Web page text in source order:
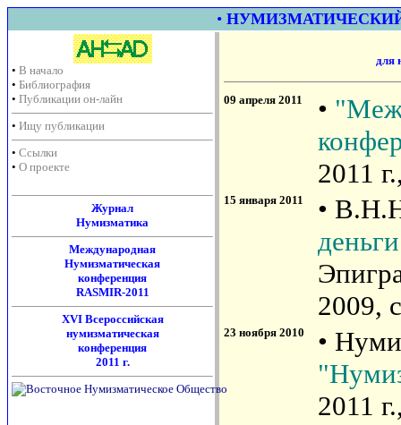
•
• В начало
• Библиография
• Публикации он-лайн
• Ищу публикации
• Ссылки
• О проекте
Журнал
Нумизматика
Международная
Нумизматическая
конференция
RASMIR-2011
XVI Всероссийская
нумизматическая
конференция
2011 г.
для
09 апреля 2011 •
2011
15 января 2011
•
2009,
23 ноября 2010
•
2011